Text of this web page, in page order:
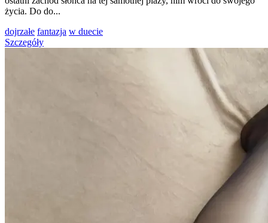
życia. Do do...
dojrzałe fantazja w duecie
Szczegóły